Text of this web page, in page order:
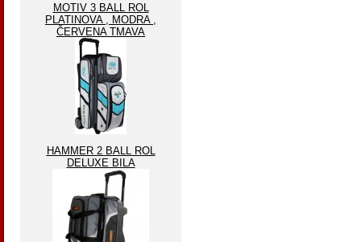
MOTIV 3 BALL ROL
PLATINOVA , MODRA ,
ČERVENA TMAVA
HAMMER 2 BALL ROL
DELUXE BILA